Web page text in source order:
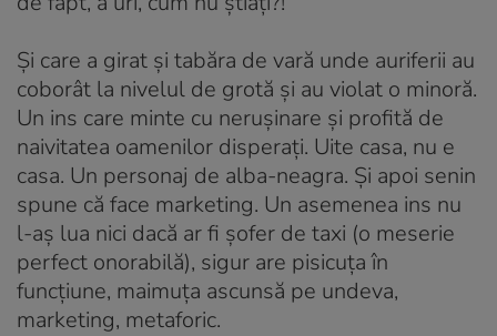
Și care a girat și tabăra de vară unde auriferii au
coborât la nivelul de grotă și au violat o minoră.
Un ins care minte cu nerușinare și profită de
naivitatea oamenilor disperați. Uite casa, nu e
casa. Un personaj de alba-neagra. Și apoi senin
spune că face marketing. Un asemenea ins nu
l-aș lua nici dacă ar fi șofer de taxi (o meserie
perfect onorabilă), sigur are pisicuța în
funcțiune, maimuța ascunsă pe undeva,
marketing, metaforic.